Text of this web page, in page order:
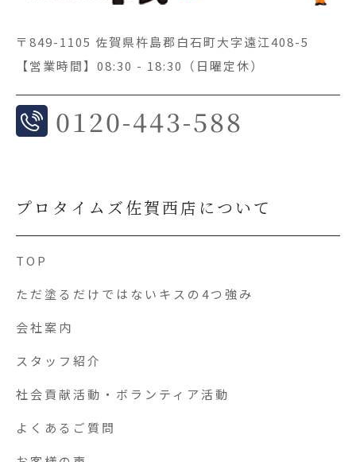
〒849-1105 佐賀県杵島郡白石町大字遠江408-5
【営業時間】08:30 - 18:30（日曜定休）
0120-443-588
プロタイムズ佐賀西店について
TOP
ただ塗るだけではないキスの4つ強み
会社案内
スタッフ紹介
社会貢献活動・ボランティア活動
よくあるご質問